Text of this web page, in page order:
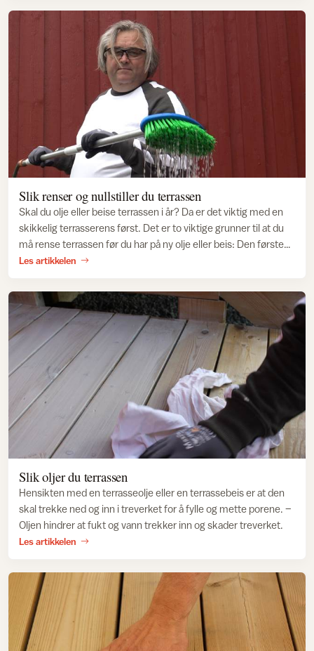
Slik renser og nullstiller du terrassen
Skal du olje eller beise terrassen i år? Da er det viktig med en
skikkelig terrasserens først. Det er to viktige grunner til at du
må rense terrassen før du har på ny olje eller beis: Den første
grunnen er at vi må få bort skitt, smuss og døde trefibre som
salter fra trykkimpregneringen som kan gjøre det vanskelig for
ny olje eller beis å feste seg,
Les artikkelen
Slik oljer du terrassen
Hensikten med en terrasseolje eller en terrassebeis er at den
skal trekke ned og inn i treverket for å fylle og mette porene. –
Oljen hindrer at fukt og vann trekker inn og skader treverket.
Les artikkelen